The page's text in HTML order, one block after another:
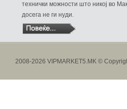
технички можности што никој во
досега не ги нуди.
2008-2026 VIPMARKET5.MK ©